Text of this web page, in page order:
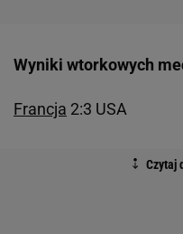
Wyniki wtorkowych
Francja 2:3 USA